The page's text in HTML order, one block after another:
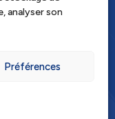
analyser son
Préférences